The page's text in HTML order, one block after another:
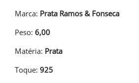
Marca: Prata Ramos & Fonseca
Peso: 6,00
Matéria: Prata
Toque: 925